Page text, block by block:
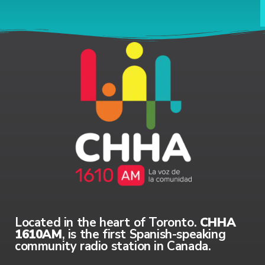
Located in the heart of Toronto. CHHA
1610AM, is the first Spanish-speaking
community radio station in Canada.